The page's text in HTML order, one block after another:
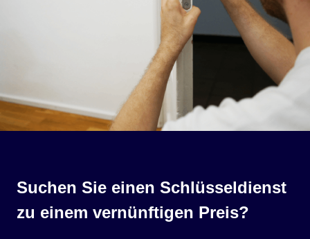
Suchen Sie einen Schlüsseldienst
zu einem vernünftigen Preis?